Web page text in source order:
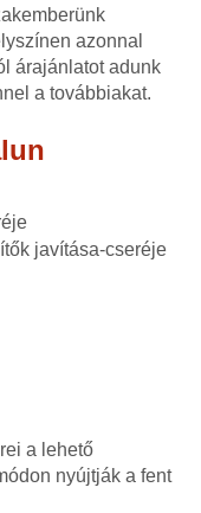
azonnal
árajánlatot adunk
a továbbiakat.
javítása-cseréje
a lehető
nyújtják a fent